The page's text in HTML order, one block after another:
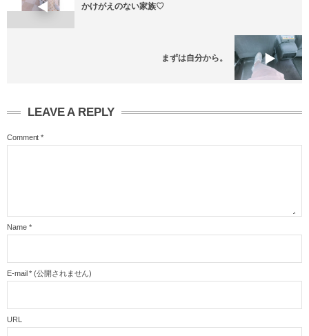
かけがえのない家族♡
まずは自分から。
LEAVE A REPLY
Comment *
Name *
E-mail * (公開されません)
URL